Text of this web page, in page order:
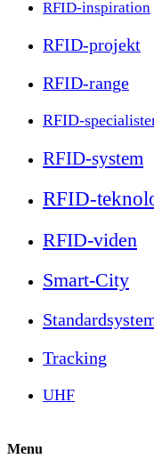
RFID-inspiration
RFID-projekt
RFID-range
RFID-
RFID-system
RFID-
RFID-viden
Smart-City
Tracking
UHF
Menu